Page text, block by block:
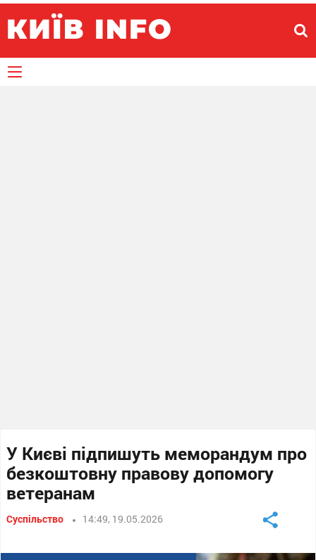
У Києві підпишуть меморандум про
безкоштовну правову допомогу
ветеранам
Суспільство 14:49, 19.05.2026